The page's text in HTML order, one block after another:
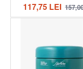
117,75 LEI